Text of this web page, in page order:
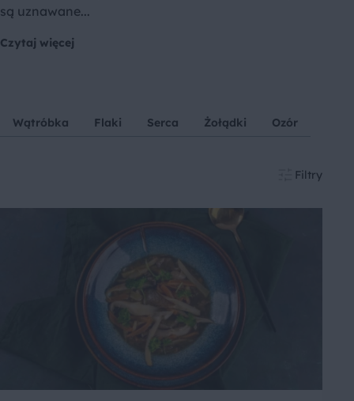
są uznawane...
Czytaj więcej
Wątróbka Flaki Serca Żołądki Ozór
Filtry